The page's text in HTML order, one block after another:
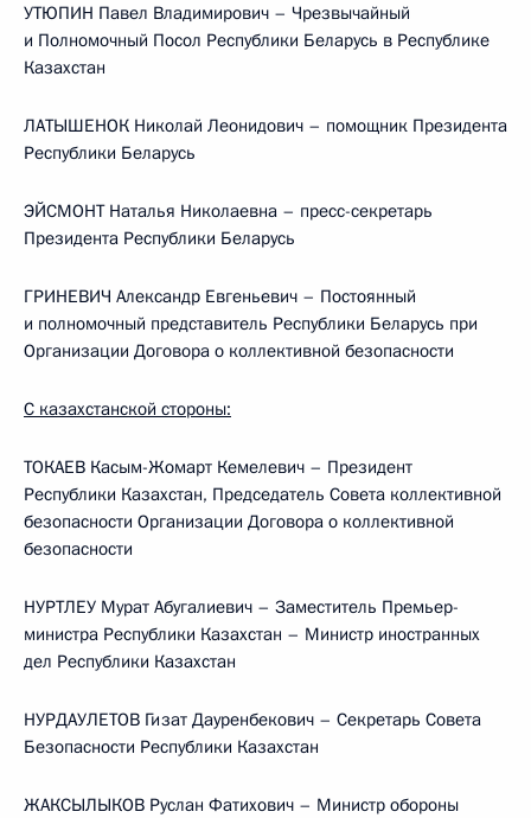
УТЮПИН Павел Владимирович – Чрезвычайный
и Полномочный Посол Республики Беларусь в Республике
Казахстан
ЛАТЫШЕНОК Николай Леонидович – помощник Президента
Республики Беларусь
ЭЙСМОНТ Наталья Николаевна – пресс-секретарь
Президента Республики Беларусь
ГРИНЕВИЧ Александр Евгеньевич – Постоянный
и полномочный представитель Республики Беларусь при
Организации Договора о коллективной безопасности
С казахстанской стороны:
ТОКАЕВ Касым-Жомарт Кемелевич – Президент
Республики Казахстан, Председатель Совета коллективной
безопасности Организации Договора о коллективной
безопасности
НУРТЛЕУ Мурат Абугалиевич – Заместитель Премьер-
министра Республики Казахстан – Министр иностранных
дел Республики Казахстан
НУРДАУЛЕТОВ Гизат Дауренбекович – Секретарь Совета
Безопасности Республики Казахстан
ЖАКСЫЛЫКОВ Руслан Фатихович – Министр обороны